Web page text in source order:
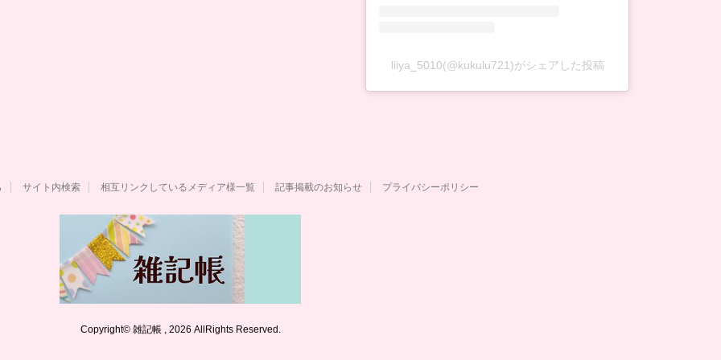
liiya_5010(@kukulu721)がシェアした投稿
サイト内検索 相互リンクしているメディア様一覧 記事掲載のお知らせ プライバシーポリシー
Copyright© 雑記帳 , 2026 AllRights Reserved.